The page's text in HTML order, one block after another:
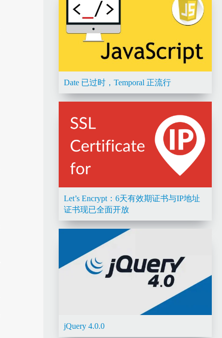
Date 已过时，Temporal 正流行
Let’s Encrypt：6天有效期证书与IP地址
证书现已全面开放
jQuery 4.0.0